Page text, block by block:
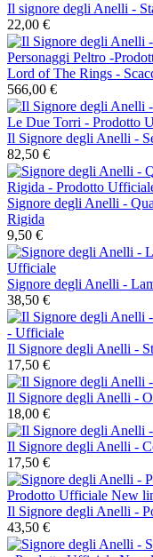
Il signore degli Anelli -
22,00 €
Lord of The Rings -
566,00 €
Il Signore degli Anelli -
82,50 €
Signore degli Anelli -
Rigida
9,50 €
Signore degli Anelli -
38,50 €
Il Signore degli Anelli -
17,50 €
Il Signore degli Anelli -
18,00 €
Il Signore degli Anelli -
17,50 €
Il Signore degli Anelli -
43,50 €